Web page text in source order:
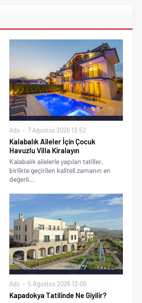
Ads 7 Ağustos 2026 13:52
Kalabalık Aileler İçin Çocuk
Havuzlu Villa Kiralayın
Kalabalık ailelerle yapılan tatiller,
birlikte geçirilen kaliteli zamanın en
değerli...
Ads 5 Ağustos 2026 13:05
Kapadokya Tatilinde Ne Giyilir?